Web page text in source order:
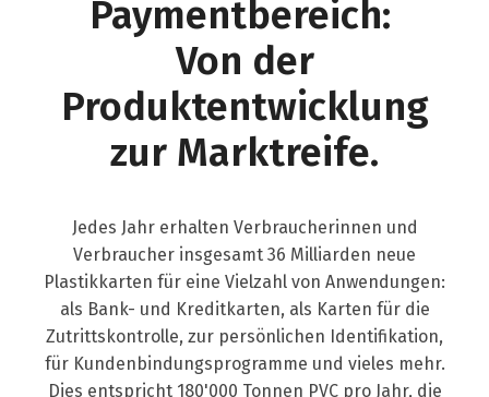
Paymentbereich:
Von der
Produktentwicklung
zur Marktreife.
Jedes Jahr erhalten Verbraucherinnen und
Verbraucher insgesamt 36 Milliarden neue
Plastikkarten für eine Vielzahl von Anwendungen:
als Bank- und Kreditkarten, als Karten für die
Zutrittskontrolle, zur persönlichen Identifikation,
für Kundenbindungsprogramme und vieles mehr.
Dies entspricht 180'000 Tonnen PVC pro Jahr, die